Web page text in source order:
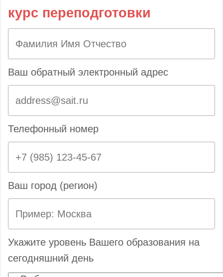
курс переподготовки
Ваш обратный электронный адрес
Телефонный номер
Ваш город (регион)
Укажите уровень Вашего образования на
сегодняшний день